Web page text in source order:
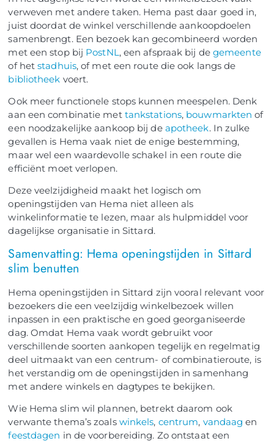
verweven met andere taken. Hema past daar goed in,
juist doordat de winkel verschillende aankoopdoelen
samenbrengt. Een bezoek kan gecombineerd worden
met een stop bij PostNL , een afspraak bij de gemeente
of hetstadhuis, of met een route die ook langs de
bibliotheek voert.
Ook meer functionele stops kunnen meespelen. Denk
aan een combinatie met tankstations, bouwmarkten of
een noodzakelijke aankoop bij de apotheek. In zulke
gevallen is Hema vaak niet de enige bestemming,
maar wel een waardevolle schakel in een route die
efficiënt moet verlopen.
Deze veelzijdigheid maakt het logisch om
openingstijden van Hema niet alleen als
winkelinformatie te lezen, maar als hulpmiddel voor
dagelijkse organisatie in Sittard.
Samenvatting: Hema openingstijden in Sittard
slim benutten
Hema openingstijden in Sittard zijn vooral relevant voor
bezoekers die een veelzijdig winkelbezoek willen
inpassen in een praktische en goed georganiseerde
dag. Omdat Hema vaak wordt gebruikt voor
verschillende soorten aankopen tegelijk en regelmatig
deel uitmaakt van een centrum- of combinatieroute, is
het verstandig om de openingstijden in samenhang
met andere winkels en dagtypes te bekijken.
Wie Hema slim wil plannen, betrekt daarom ook
verwante thema’s zoals winkels, centrum, vandaag en
feestdagen in de voorbereiding. Zo ontstaat een